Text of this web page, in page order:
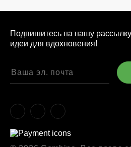
Подпишитесь на нашу
идеи для вдохновения!